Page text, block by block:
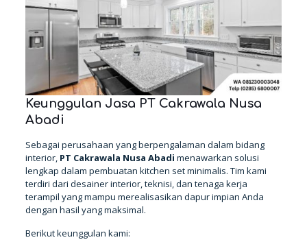
Keunggulan Jasa PT Cakrawala Nusa
Abadi
Sebagai perusahaan yang berpengalaman dalam bidang
interior, PT Cakrawala Nusa Abadi menawarkan solusi
lengkap dalam pembuatan kitchen set minimalis. Tim kami
terdiri dari desainer interior, teknisi, dan tenaga kerja
terampil yang mampu merealisasikan dapur impian Anda
dengan hasil yang maksimal.
Berikut keunggulan kami: